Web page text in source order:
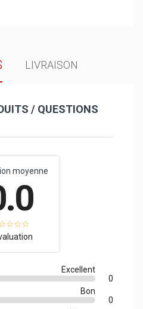
LIVRAISON
/ QUESTIONS
moyenne
Excellent
0
Bon
0